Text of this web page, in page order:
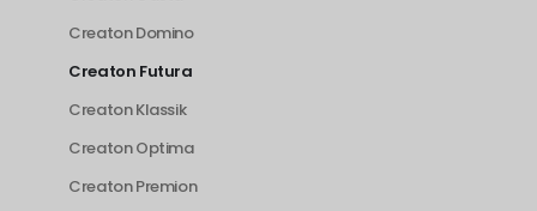
Creaton Domino
Creaton Futura
Creaton Klassik
Creaton Optima
Creaton Premion